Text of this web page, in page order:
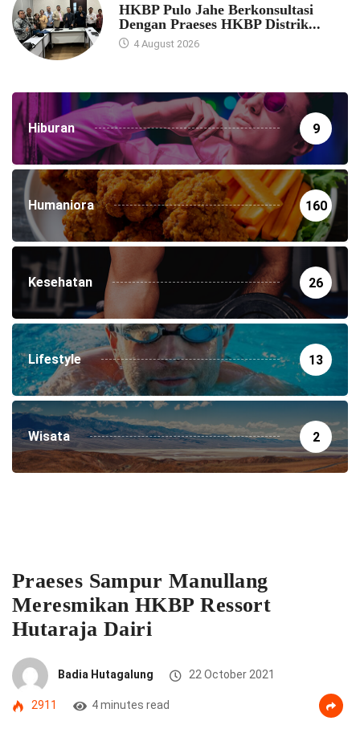
HKBP Pulo Jahe Berkonsultasi
Dengan Praeses HKBP Distrik...
4 August 2026
Hiburan 9
Humaniora 160
Kesehatan 26
Lifestyle 13
Wisata 2
Praeses Sampur Manullang
Meresmikan HKBP Ressort
Hutaraja Dairi
Badia Hutagalung 22 October 2021
2911 4 minutes read